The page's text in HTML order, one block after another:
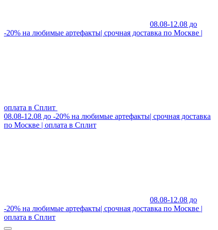
08.08-12.08 до
-20% на любимые артефакты| срочная доставка по Москве |
оплата в Сплит
08.08-12.08 до -20% на любимые артефакты| срочная доставка
по Москве | оплата в Сплит
08.08-12.08 до
-20% на любимые артефакты| срочная доставка по Москве |
оплата в Сплит